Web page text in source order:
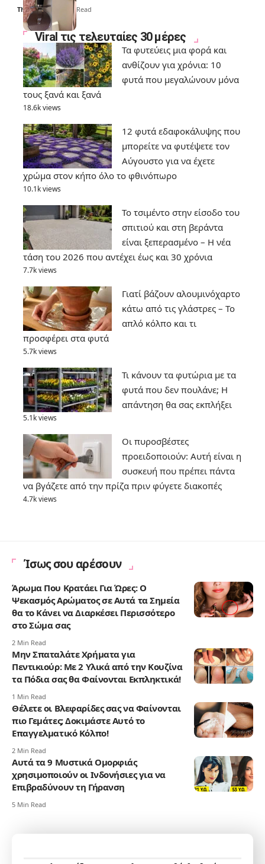
Thali Ombre 6 Min Read
Viral τις τελευταίες 30 μέρες
Τα φυτεύεις μια φορά και
ανθίζουν για χρόνια: 10
φυτά που μεγαλώνουν μόνα
τους ξανά και ξανά
18.6k views
12 φυτά εδαφοκάλυψης που
μπορείτε να φυτέψετε τον
Αύγουστο για να έχετε
χρώμα στον κήπο όλο το φθινόπωρο
10.1k views
Το τσιμέντο στην είσοδο του
σπιτιού και στη βεράντα
είναι ξεπερασμένο – Η νέα
τάση του 2026 που αντέχει έως και 30 χρόνια
7.7k views
Γιατί βάζουν αλουμινόχαρτο
κάτω από τις γλάστρες – Το
απλό κόλπο και τι
προσφέρει στα φυτά
5.7k views
Τι κάνουν τα φυτώρια με τα
φυτά που δεν πουλάνε; Η
απάντηση θα σας εκπλήξει
5.1k views
Οι πυροσβέστες
προειδοποιούν: Αυτή είναι η
συσκευή που πρέπει πάντα
να βγάζετε από την πρίζα πριν φύγετε διακοπές
4.7k views
Ίσως σου αρέσουν
Άρωμα Που Κρατάει Για Ώρες: Ο
Ψεκασμός Αρώματος σε Αυτά τα Σημεία
θα το Κάνει να Διαρκέσει Περισσότερο
στο Σώμα σας
2 Min Read
Μην Σπαταλάτε Χρήματα για
Πεντικιούρ: Με 2 Υλικά από την Κουζίνα
τα Πόδια σας θα Φαίνονται Εκπληκτικά!
1 Min Read
Θέλετε οι Βλεφαρίδες σας να Φαίνονται
πιο Γεμάτες; Δοκιμάστε Αυτό το
Επαγγελματικό Κόλπο!
2 Min Read
Αυτά τα 9 Μυστικά Ομορφιάς
χρησιμοποιούν οι Ινδονήσιες για να
Επιβραδύνουν τη Γήρανση
5 Min Read